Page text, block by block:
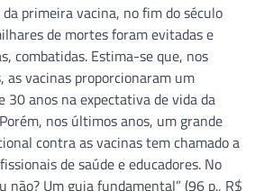
primeira vacina, no fim do século
de mortes foram evitadas e
combatidas. Estima-se que, nos
as vacinas proporcionaram um
30 anos na expectativa de vida da
nos últimos anos, um grande
contra as vacinas tem chamado a
de saúde e educadores. No
não? Um guia fundamental” (96 p., R$